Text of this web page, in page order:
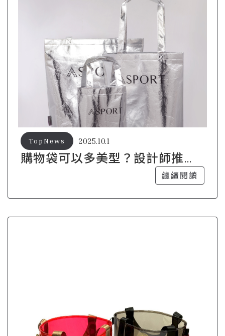
購物袋可以多美型？設計師推薦
2025.10.1
TopNews
繼續閱讀